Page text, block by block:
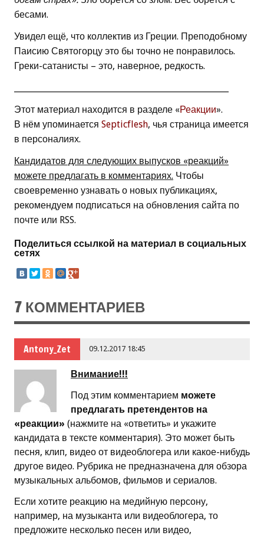
бесами.
Увидел ещё, что коллектив из Греции. Преподобному
Паисию Святогорцу это бы точно не понравилось.
Греки-сатанисты – это, наверное, редкость.
Этот материал находится в разделе «Реакции».
В нём упоминается Septicflesh, чья страница имеется
в персоналиях.
Кандидатов для следующих выпусков «реакций»
можете предлагать в комментариях. Чтобы
своевременно узнавать о новых публикациях,
рекомендуем подписаться на обновления сайта по
почте или RSS.
Поделиться ссылкой на материал в социальных
сетях
7 КОММЕНТАРИЕВ
Antony_Zet 09.12.2017 18:45
Внимание!!!
Под этим комментарием можете
предлагать претендентов на
«реакции» (нажмите на «ответить» и укажите
кандидата в тексте комментария). Это может быть
песня, клип, видео от видеоблогера или какое-нибудь
другое видео. Рубрика не предназначена для обзора
музыкальных альбомов, фильмов и сериалов.
Если хотите реакцию на медийную персону,
например, на музыканта или видеоблогера, то
предложите несколько песен или видео,